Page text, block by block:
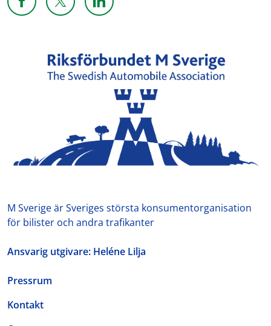
Dela sidan på Facebook
Dela sidan på XDela sidan på Linkedin
M Sverige är Sveriges största konsumentorganisation
för bilister och andra trafikanter
Ansvarig utgivare: Heléne Lilja
Pressrum
Kontakt